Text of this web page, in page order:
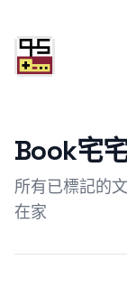
Book宅
所有已標記的
在家